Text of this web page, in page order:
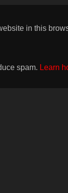
in this
spam. Learn